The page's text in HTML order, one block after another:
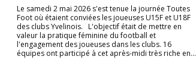
Le samedi 2 mai 2026 s'est tenue la journée Toutes
Foot où étaient conviées les joueuses U15F et U18F
des clubs Yvelinois. L'objectif était de mettre en
valeur la pratique féminine du football et
l'engagement des joueuses dans les clubs. 16
équipes ont participé à cet après-midi très riche en...